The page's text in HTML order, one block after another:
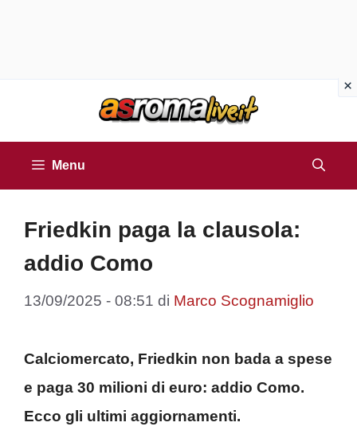
Menu
Friedkin paga la clausola:
addio Como
13/09/2025 - 08:51 di Marco Scognamiglio
Calciomercato, Friedkin non bada a spese
e paga 30 milioni di euro: addio Como.
Ecco gli ultimi aggiornamenti.